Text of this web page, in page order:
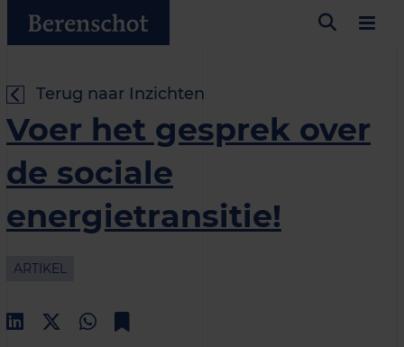
Terug naar Inzichten
Voer het gesprek over
de sociale
energietransitie!
ARTIKEL